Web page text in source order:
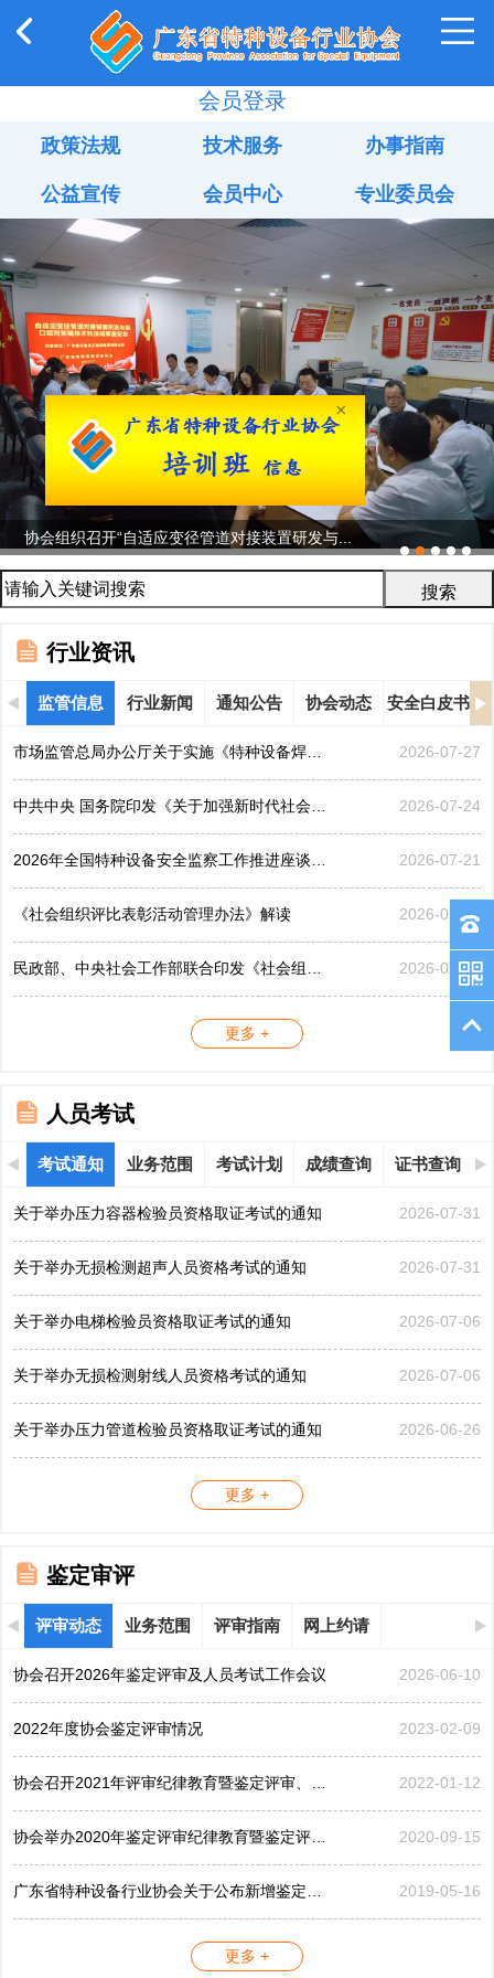
会员登录
政策法规 技术服务 办事指南
公益宣传 会员中心 专业委员会
协会组织召开“自适应变径管道对接装置研发与...
行业资讯
监管信息 行业新闻 通知公告 协会动态 安全白皮书
市场监管总局办公厅关于实施《特种设备焊接操作人员考核... 2026-07-27
中共中央 国务院印发《关于加强新时代社会工作的意见》 2026-07-24
2026年全国特种设备安全监察工作推进座谈会在黑龙江哈... 2026-07-21
《社会组织评比表彰活动管理办法》解读 2026-07-17
民政部、中央社会工作部联合印发《社会组织评比表彰活动... 2026-07-17
更多 +
人员考试
考试通知 业务范围 考试计划 成绩查询 证书查询
关于举办压力容器检验员资格取证考试的通知 2026-07-31
关于举办无损检测超声人员资格考试的通知 2026-07-31
关于举办电梯检验员资格取证考试的通知 2026-07-06
关于举办无损检测射线人员资格考试的通知 2026-07-06
关于举办压力管道检验员资格取证考试的通知 2026-06-26
更多 +
鉴定审评
评审动态 业务范围 评审指南 网上约请
协会召开2026年鉴定评审及人员考试工作会议 2026-06-10
2022年度协会鉴定评审情况 2023-02-09
协会召开2021年评审纪律教育暨鉴定评审、考评工作会议 2022-01-12
协会举办2020年鉴定评审纪律教育暨鉴定评审工作会议 2020-09-15
广东省特种设备行业协会关于公布新增鉴定评审员的公告... 2019-05-16
更多 +
×